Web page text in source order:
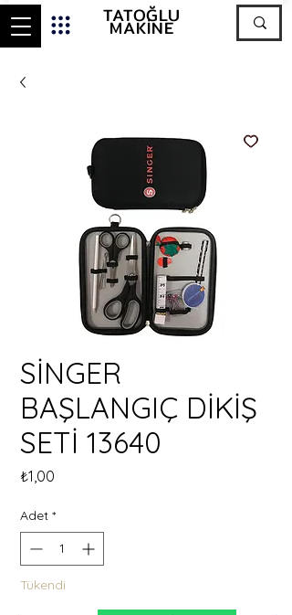
TATOĞLU
MAKİNE
SİNGER
BAŞLANGIÇ DİKİŞ
SETİ 13640
₺1,00
Adet *
Tükendi